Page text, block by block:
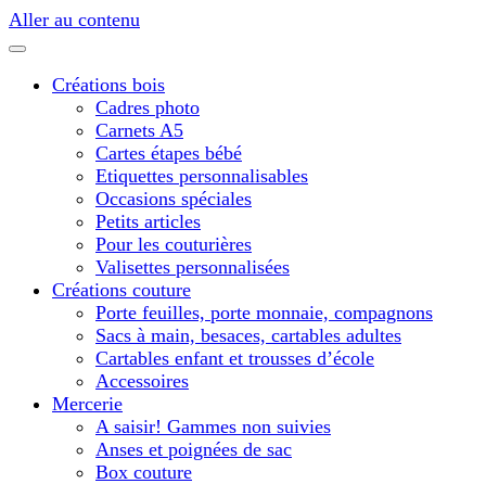
Aller au contenu
Créations bois
Cadres photo
Carnets A5
Cartes étapes bébé
Etiquettes personnalisables
Occasions spéciales
Petits articles
Pour les couturières
Valisettes personnalisées
Créations couture
Porte feuilles, porte monnaie, compagnons
Sacs à main, besaces, cartables adultes
Cartables enfant et trousses d’école
Accessoires
Mercerie
A saisir! Gammes non suivies
Anses et poignées de sac
Box couture